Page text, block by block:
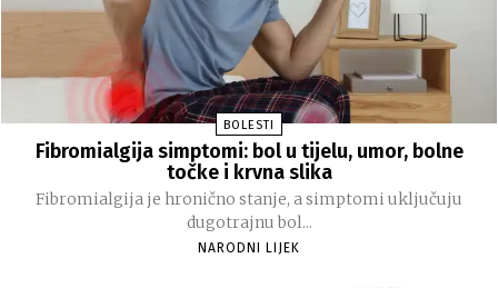
BOLESTI
Fibromialgija simptomi: bol u tijelu, umor, bolne
točke i krvna slika
Fibromialgija je hronično stanje, a simptomi uključuju
dugotrajnu bol...
NARODNI LIJEK